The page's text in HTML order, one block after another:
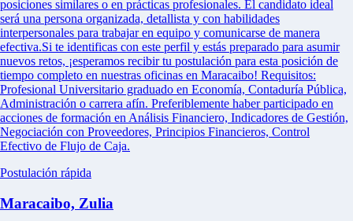
posiciones similares o en prácticas profesionales. El candidato ideal
será una persona organizada, detallista y con habilidades
interpersonales para trabajar en equipo y comunicarse de manera
efectiva.Si te identificas con este perfil y estás preparado para asumir
nuevos retos, ¡esperamos recibir tu postulación para esta posición de
tiempo completo en nuestras oficinas en Maracaibo! Requisitos:
Profesional Universitario graduado en Economía, Contaduría Pública,
Administración o carrera afín. Preferiblemente haber participado en
acciones de formación en Análisis Financiero, Indicadores de Gestión,
Negociación con Proveedores, Principios Financieros, Control
Efectivo de Flujo de Caja.
Postulación rápida
Maracaibo, Zulia